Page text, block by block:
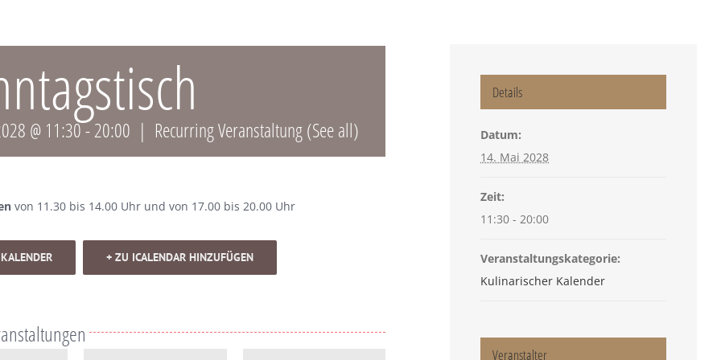
@ 11:30-20:00 | Recurring Veranstaltung(See all)
von 11.30 bis 14.00 Uhr und von 17.00 bis 20.00 Uhr
+ ZU ICALENDAR HINZUFÜGEN
Details
Datum:
14. Mai 2028
Zeit:
11:30 - 20:00
Veranstaltungskategorie:
Kulinarischer Kalender
Veranstalter